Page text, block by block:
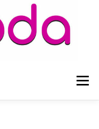
Menu